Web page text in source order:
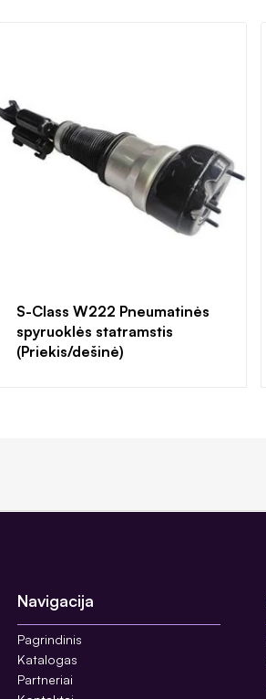
S-Class W222 Pneumatinės
spyruoklės statramstis
(Priekis/dešinė)
Navigacija
Pagrindinis
Katalogas
Partneriai